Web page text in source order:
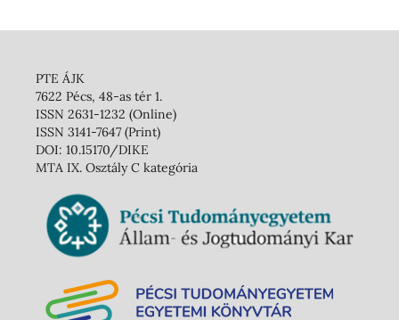
PTE ÁJK
7622 Pécs, 48-as tér 1.
ISSN 2631-1232 (Online)
ISSN 3141-7647 (Print)
DOI: 10.15170/DIKE
MTA IX. Osztály C kategória